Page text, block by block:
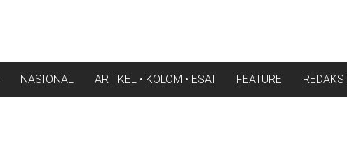
NASIONAL ARTIKEL • KOLOM • ESAI FEATURE REDAKSI